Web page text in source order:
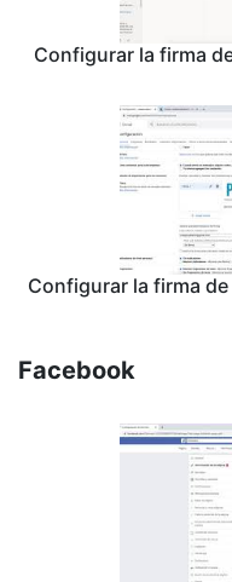
Configurar la firma
Configurar la firma
Facebook